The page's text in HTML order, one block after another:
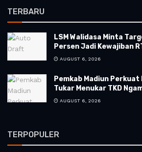
TERBARU
LSM Walidasa Minta
Persen Jadi Kewajiban
AUGUST 6, 2026
Pemkab Madiun
Tukar Menukar TKD
AUGUST 6, 2026
TERPOPULER